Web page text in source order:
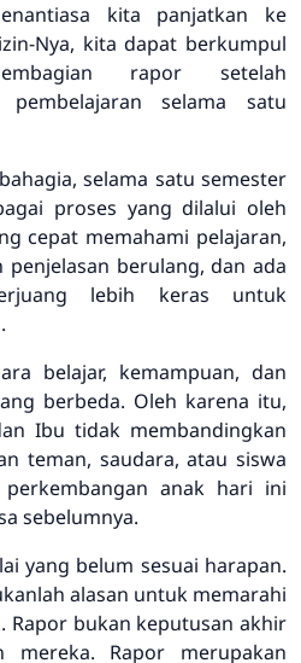
kita panjatkan ke
Nya, kita dapat berkumpul
rapor setelah
pembelajaran selama satu
selama satu semester
proses yang dilalui oleh
cepat memahami pelajaran,
berulang, dan ada
lebih keras untuk
belajar, kemampuan, dan
berbeda. Oleh karena itu,
Ibu tidak membandingkan
teman, saudara, atau siswa
perkembangan anak hari ini
sebelumnya.
yang belum sesuai harapan.
alasan untuk memarahi
Rapor bukan keputusan akhir
mereka. Rapor merupakan